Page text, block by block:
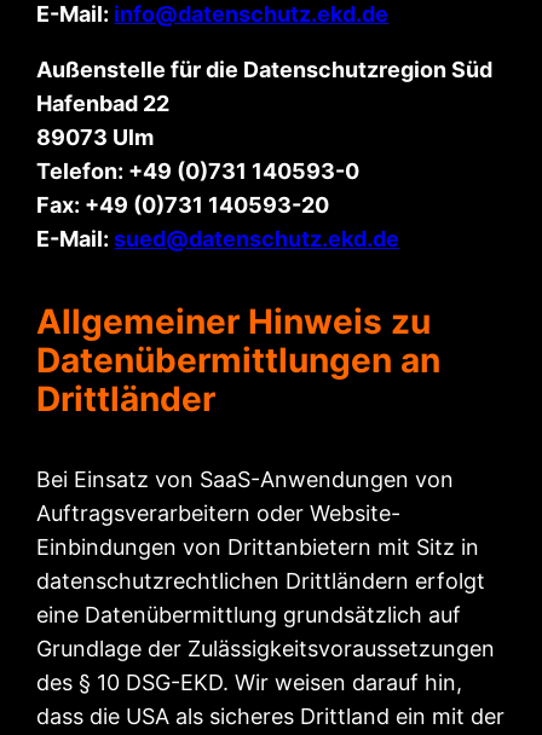
E-Mail: info@datenschutz.ekd.de
Außenstelle für die Datenschutzregion Süd
Hafenbad 22
89073 Ulm
Telefon: +49 (0)731 140593-0
Fax: +49 (0)731 140593-20
E-Mail:sued@datenschutz.ekd.de
Allgemeiner Hinweis zu
Datenübermittlungen an
Drittländer
Bei Einsatz von SaaS-Anwendungen von
Auftragsverarbeitern oder Website-
Einbindungen von Drittanbietern mit Sitz in
datenschutzrechtlichen Drittländern erfolgt
eine Datenübermittlung grundsätzlich auf
Grundlage der Zulässigkeitsvoraussetzungen
des § 10 DSG-EKD. Wir weisen darauf hin,
dass die USA als sicheres Drittland ein mit der